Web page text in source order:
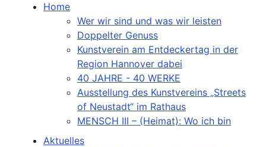
Home
Wer wir sind und was wir leisten
Doppelter Genuss
Kunstverein am Entdeckertag in der
Region Hannover dabei
40 JAHRE - 40 WERKE
Ausstellung des Kunstvereins „Streets
of Neustadt“ im Rathaus
MENSCH III – (Heimat): Wo ich bin
Aktuelles